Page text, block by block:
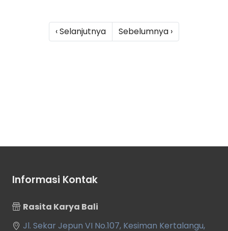
‹ Selanjutnya Sebelumnya ›
Informasi Kontak
Rasita Karya Bali
Jl. Sekar Jepun VI No.107, Kesiman Kertalangu,